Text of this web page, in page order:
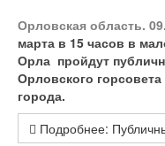
Орловская область.
марта в 15 часов в
Орла пройдут
Орловского
города.
Подробнее: